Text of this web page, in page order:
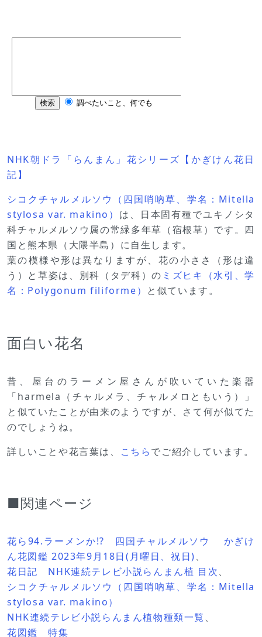
NHK朝ドラ「らんまん」花シリーズ【かぎけん花日
記】
シコクチャルメルソウ（四国哨吶草、学名：Mitella
stylosa var. makino） は、日本固有種でユキノシタ
科チャルメルソウ属の常緑多年草（宿根草）です。四
国と熊本県（大隈半島）に自生します。
葉の模様や形は異なりますが、花の小ささ（形は違
う）と草姿は、別科（タデ科）の ミズヒキ（水引、学
名：Polygonum filiforme） と似ています。
面白い花名
昔、屋台のラーメン屋さんが吹いていた楽器
「harmela（チャルメラ、チャルメロともいう）」
と似ていたことが由来のようですが、さて何が似てた
のでしょうね。
詳しいことや花言葉は、
こちらでご紹介しています。
■関連ページ
花ら94.ラーメンか!? 四国チャルメルソウ かぎけ
ん花図鑑 2023年9月18日(月曜日、祝日)、
花日記 NHK連続テレビ小説らんまん植 目次、
シコクチャルメルソウ（四国哨吶草、学名：Mitella
stylosa var. makino）
NHK連続テレビ小説らんまん植物種類一覧 、
花図鑑 特集